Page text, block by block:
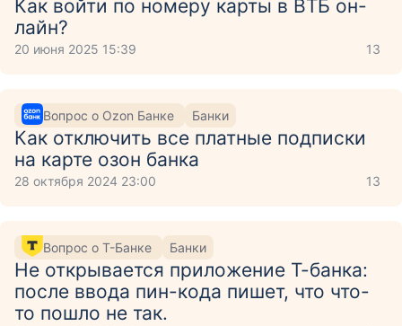
Как войти по номеру карты в ВТБ он-
лайн?
20 июня 2025 15:39 13
Вопрос о Ozon Банке Банки
Как отключить все платные подписки
на карте озон банка
28 октября 2024 23:00 13
Вопрос о Т-Банке Банки
Не открывается приложение Т-банка:
после ввода пин-кода пишет, что что-
то пошло не так.